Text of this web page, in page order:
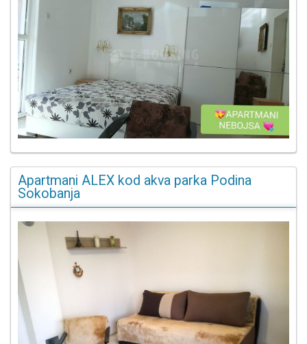
Apartmani ALEX kod akva parka Podina
Sokobanja